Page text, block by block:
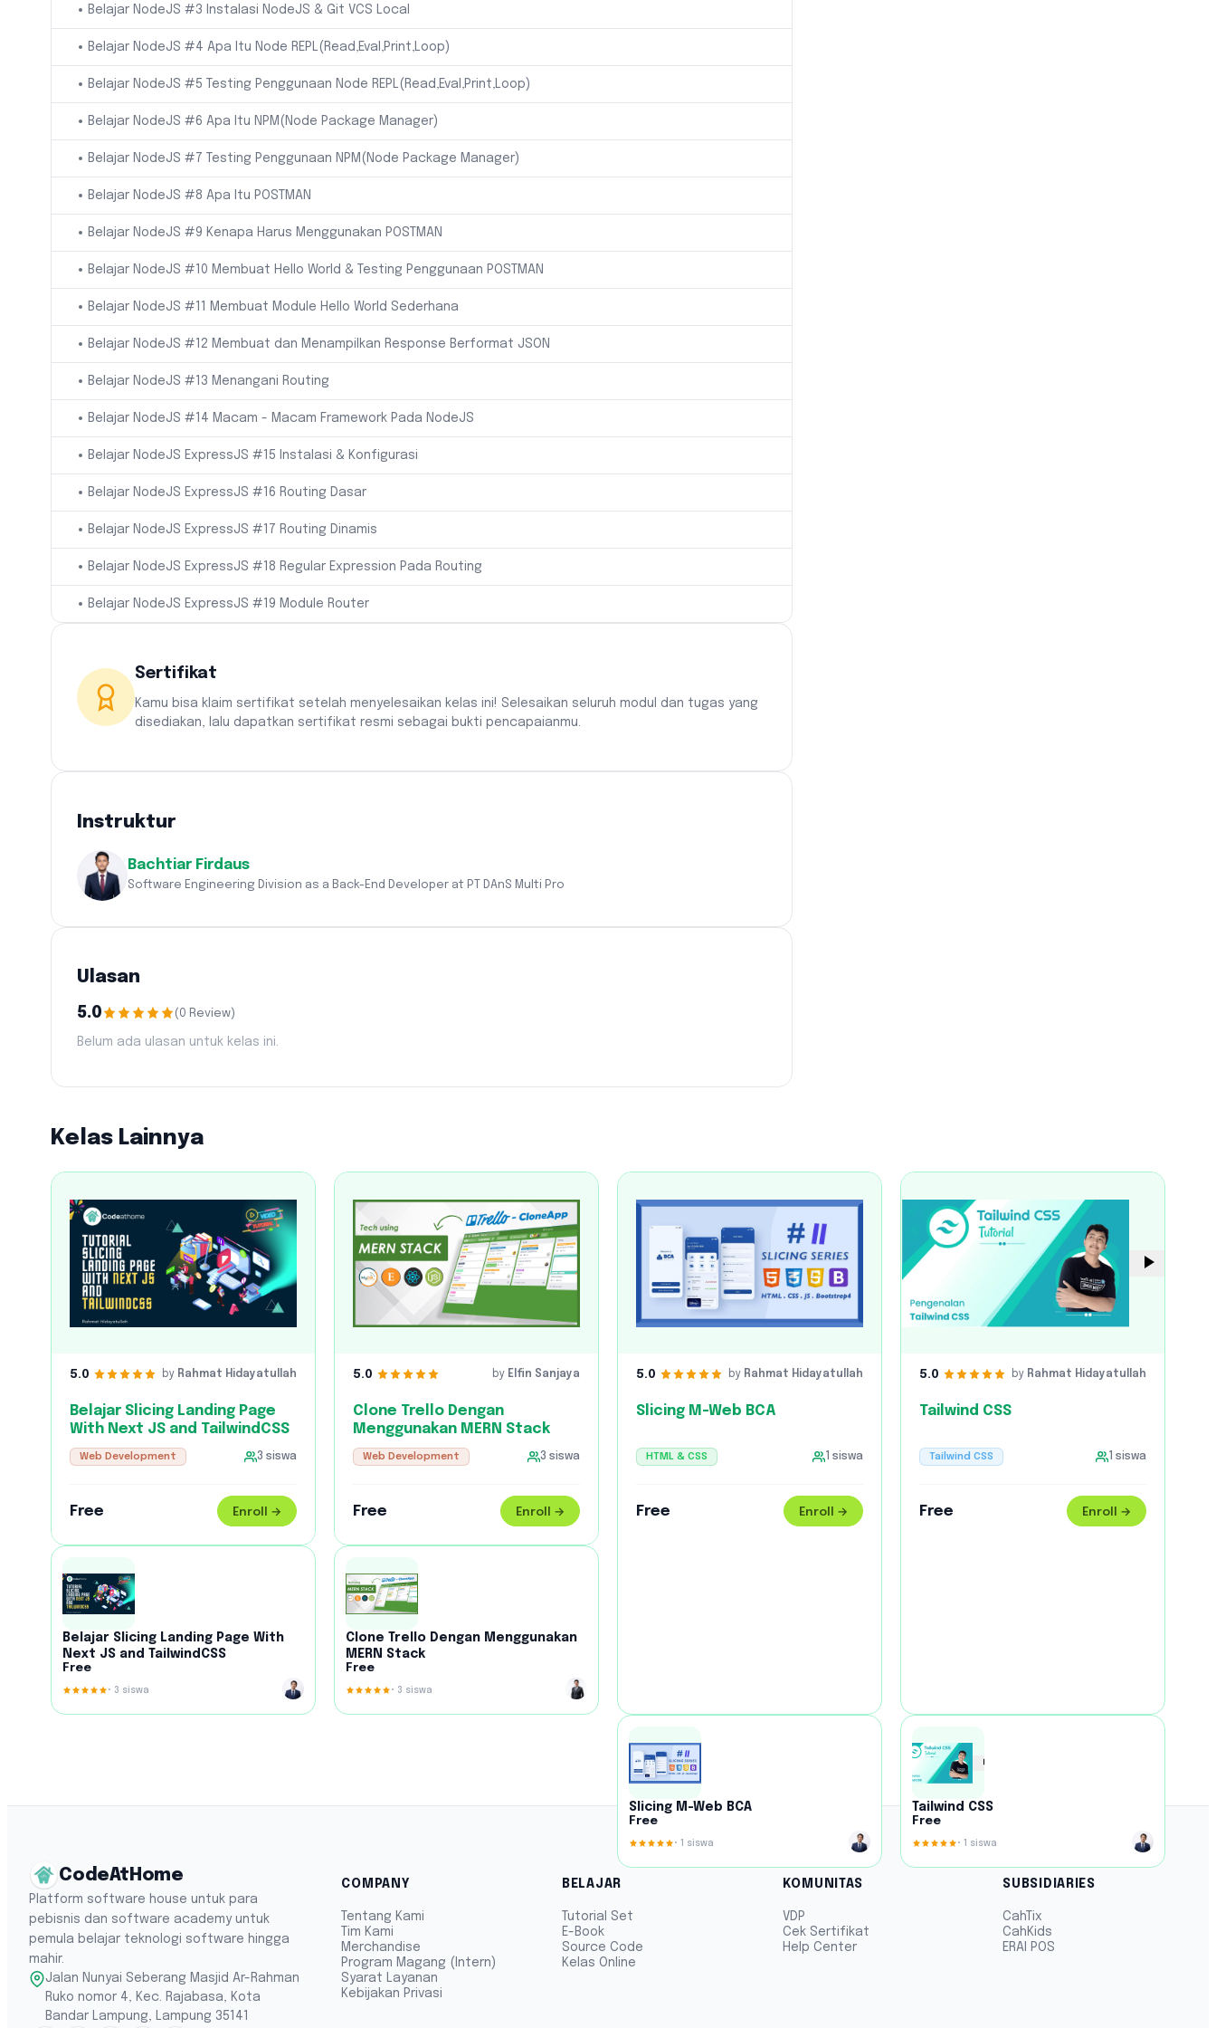
Belajar NodeJS #3 Instalasi NodeJS & Git VCS Local
Belajar NodeJS #4 Apa Itu Node REPL(Read,Eval,Print,Loop)
Belajar NodeJS #5 Testing Penggunaan Node REPL(Read,Eval,Print,Loop)
Belajar NodeJS #6 Apa Itu NPM(Node Package Manager)
Belajar NodeJS #7 Testing Penggunaan NPM(Node Package Manager)
Belajar NodeJS #8 Apa Itu POSTMAN
Belajar NodeJS #9 Kenapa Harus Menggunakan POSTMAN
Belajar NodeJS #10 Membuat Hello World & Testing Penggunaan POSTMAN
Belajar NodeJS #11 Membuat Module Hello World Sederhana
Belajar NodeJS #12 Membuat dan Menampilkan Response Berformat JSON
Belajar NodeJS #13 Menangani Routing
Belajar NodeJS #14 Macam - Macam Framework Pada NodeJS
Belajar NodeJS ExpressJS #15 Instalasi & Konfigurasi
Belajar NodeJS ExpressJS #16 Routing Dasar
Belajar NodeJS ExpressJS #17 Routing Dinamis
Belajar NodeJS ExpressJS #18 Regular Expression Pada Routing
Belajar NodeJS ExpressJS #19 Module Router
Sertifikat
Kamu bisa klaim sertifikat setelah menyelesaikan kelas ini! Selesaikan seluruh modul dan tugas yang
disediakan, lalu dapatkan sertifikat resmi sebagai bukti pencapaianmu.
Instruktur
Bachtiar Firdaus
Software Engineering Division as a Back-End Developer at PT DAnS Multi Pro
Ulasan
5.0 ( 0 Review)
Belum ada ulasan untuk kelas ini.
Kelas Lainnya
5.0 by Rahmat Hidayatullah
Belajar Slicing Landing Page
With Next JS and TailwindCSS
Web Development 3 siswa
Free Enroll →
Belajar Slicing Landing Page With
Next JS and TailwindCSS
Free
• 3 siswa
5.0 by Elfin Sanjaya
Clone Trello Dengan
Menggunakan MERN Stack
Web Development 3 siswa
Free Enroll →
Clone Trello Dengan Menggunakan
MERN Stack
Free
• 3 siswa
5.0 by Rahmat Hidayatullah
Slicing M-Web BCA
HTML & CSS siswa
Free Enroll →
Slicing M-Web BCA
Free
• 1 siswa
5.0 by Rahmat Hidayatullah
Tailwind CSS
Tailwind CSS siswa
Free Enroll →
Tailwind CSS
Free
• 1 siswa
CodeAtHome
Platform software house untuk para
pebisnis dan software academy untuk
pemula belajar teknologi software hingga
mahir.
Jalan Nunyai Seberang Masjid Ar-Rahman
Ruko nomor 4, Kec. Rajabasa, Kota
Bandar Lampung, Lampung 35141
COMPANY
Tentang Kami
Tim Kami
Merchandise
Program Magang (Intern)
Syarat Layanan
Kebijakan Privasi
BELAJAR
Tutorial Set
E-Book
Source Code
Kelas Online
KOMUNITAS
VDP
Cek Sertifikat
Help Center
SUBSIDIARIES
CahTix
CahKids
ERAI POS